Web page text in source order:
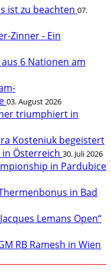
ist zu beachten 07.
Zinner - Ein
6 Nationen am
03. August 2026
triumphiert in
Kosteniuk begeistert
Österreich 30. Juli 2026
in Pardubice
in Bad
Lemans Open“
RB Ramesh in Wien